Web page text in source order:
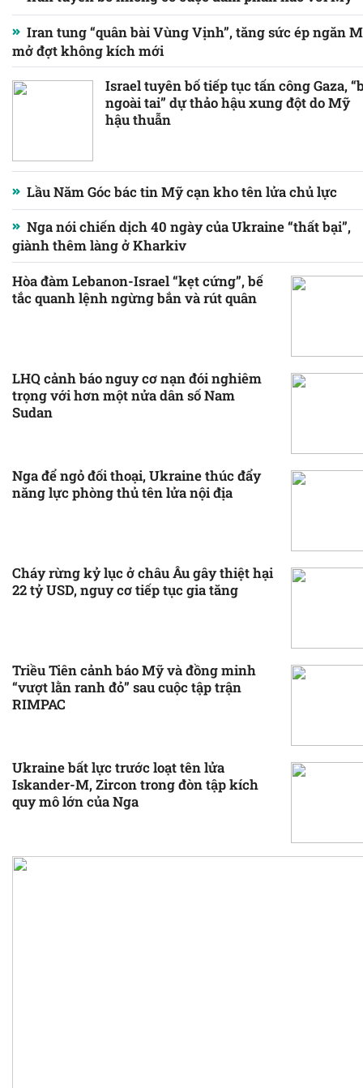
mở đợt không kích mới
Israel tuyên bố tiếp tục tấn công Gaza,
ngoài tai” dự thảo hậu xung đột do Mỹ
hậu thuẫn
Lầu Năm Góc bác tin Mỹ cạn kho tên lửa chủ lực
giành thêm làng ở Kharkiv
Hòa đàm Lebanon-Israel “kẹt cứng”, bế
tắc quanh lệnh ngừng bắn và rút quân
LHQ cảnh báo nguy cơ nạn đói nghiêm
trọng với hơn một nửa dân số Nam
Sudan
Nga để ngỏ đối thoại, Ukraine thúc đẩy
năng lực phòng thủ tên lửa nội địa
Cháy rừng kỷ lục ở châu Âu gây thiệt hại
22 tỷ USD, nguy cơ tiếp tục gia tăng
Triều Tiên cảnh báo Mỹ và đồng minh
“vượt lằn ranh đỏ” sau cuộc tập trận
RIMPAC
Ukraine bất lực trước loạt tên lửa
Iskander-M, Zircon trong đòn tập kích
quy mô lớn của Nga